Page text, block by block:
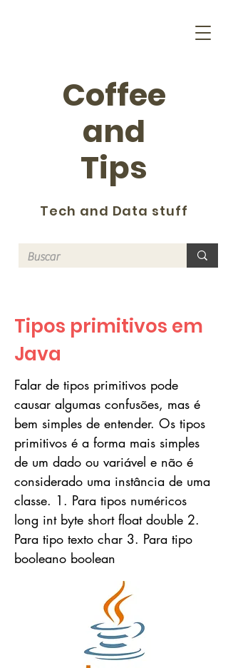
Coffee
and
Tips
Tech and Data stuff
Tipos primitivos em
Java
Falar de tipos primitivos pode
causar algumas confusões, mas é
bem simples de entender. Os tipos
primitivos é a forma mais simples
de um dado ou variável e não é
considerado uma instância de uma
classe. 1. Para tipos numéricos
long int byte short float double 2.
Para tipo texto char 3. Para tipo
booleano boolean